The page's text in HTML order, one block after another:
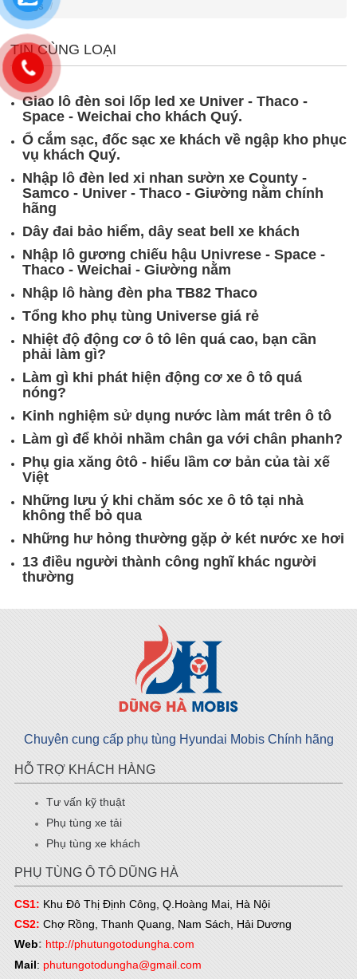
Tags
TIN CÙNG LOẠI
Giao lô đèn soi lốp led xe Univer - Thaco -
Space - Weichai cho khách Quý.
Ổ cắm sạc, đốc sạc xe khách về ngập kho phục
vụ khách Quý.
Nhập lô đèn led xi nhan sườn xe County -
Samco - Univer - Thaco - Giường nằm chính
hãng
Dây đai bảo hiểm, dây seat bell xe khách
Nhập lô gương chiếu hậu Univrese - Space -
Thaco - Weichai - Giường nằm
Nhập lô hàng đèn pha TB82 Thaco
Tổng kho phụ tùng Universe giá rẻ
Nhiệt độ động cơ ô tô lên quá cao, bạn cần
phải làm gì?
Làm gì khi phát hiện động cơ xe ô tô quá
nóng?
Kinh nghiệm sử dụng nước làm mát trên ô tô
Làm gì để khỏi nhầm chân ga với chân phanh?
Phụ gia xăng ôtô - hiểu lầm cơ bản của tài xế
Việt
Những lưu ý khi chăm sóc xe ô tô tại nhà
không thể bỏ qua
Những hư hỏng thường gặp ở két nước xe hơi
13 điều người thành công nghĩ khác người
thường
Chuyên cung cấp phụ tùng Hyundai Mobis Chính hãng
HỖ TRỢ KHÁCH HÀNG
Tư vấn kỹ thuật
Phụ tùng xe tải
Phụ tùng xe khách
PHỤ TÙNG Ô TÔ DŨNG HÀ
CS1: Khu Đô Thị Định Công, Q.Hoàng Mai, Hà Nội
CS2: Chợ Rồng, Thanh Quang, Nam Sách, Hải Dương
Web: http://phutungotodungha.com
Mail: phutungotodungha@gmail.com